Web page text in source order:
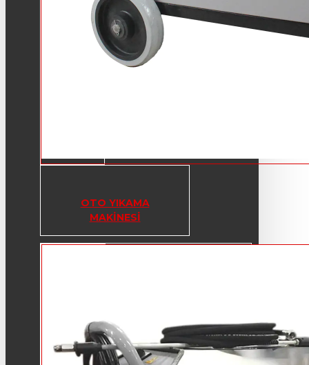
OTO YIKAMA
MAKINESI